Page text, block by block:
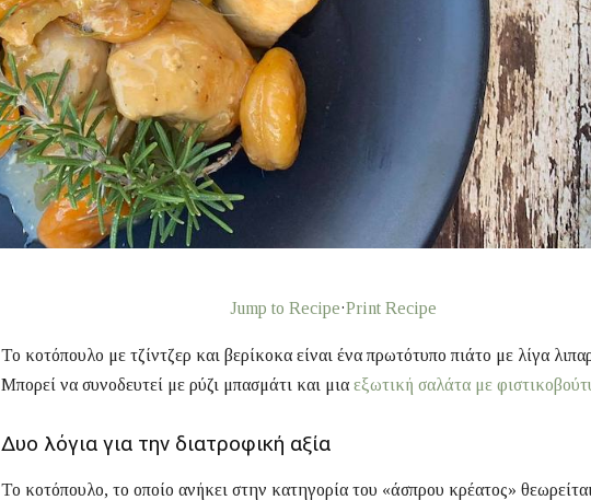
Jump to Recipe·Print Recipe
Το κοτόπουλο με τζίντζερ και βερίκοκα είναι ένα πρωτότυπο πιάτο με λίγα
Μπορεί να συνοδευτεί με ρύζι μπασμάτι και μια εξωτική σαλάτα με
Δυο λόγια για την διατροφική αξία
Το κοτόπουλο, το οποίο ανήκει στην κατηγορία του «άσπρου κρέατος»